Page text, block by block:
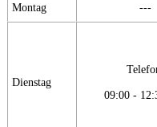
Montag ---
Dienstag
09:00 -